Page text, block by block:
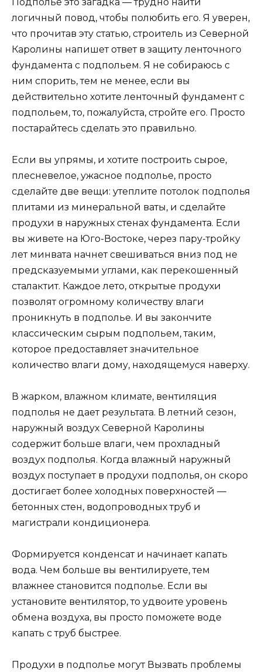
логичный повод, чтобы полюбить его. Я уверен,
что прочитав эту статью, строитель из Северной
Каролины напишет ответ в защиту ленточного
фундамента с подпольем. Я не собираюсь с
ним спорить, тем не менее, если вы
действительно хотите ленточный фундамент с
подпольем, то, пожалуйста, стройте его. Просто
постарайтесь сделать это правильно.
Если вы упрямы, и хотите построить сырое,
плесневелое, ужасное подполье, просто
сделайте две вещи: утеплите потолок подполья
плитами из минеральной ваты, и сделайте
продухи в наружных стенах фундамента. Если
вы живете на Юго-Востоке, через пару-тройку
лет минвата начнет свешиваться вниз под не
предсказуемыми углами, как перекошенный
сталактит. Каждое лето, открытые продухи
позволят огромному количеству влаги
проникнуть в подполье. И вы закончите
классическим сырым подпольем, таким,
которое предоставляет значительное
количество влаги дому, находящемуся наверху.
В жарком, влажном климате, вентиляция
подполья не дает результата. В летний сезон,
наружный воздух Северной Каролины
содержит больше влаги, чем прохладный
воздух подполья. Когда влажный наружный
воздух поступает в продухи подполья, он скоро
достигает более холодных поверхностей —
бетонных стен, водопроводных труб и
магистрали кондиционера.
Формируется конденсат и начинает капать
вода. Чем больше вы вентилируете, тем
влажнее становится подполье. Если вы
установите вентилятор, то удвоите уровень
обмена воздуха, вы просто поможете воде
капать с труб быстрее.
Продухи в подполье могут Вызвать проблемы